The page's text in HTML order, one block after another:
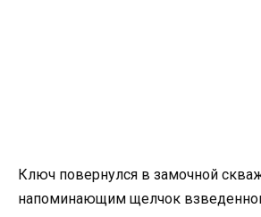
Ключ повернулся в замочной
напоминающим щелчок